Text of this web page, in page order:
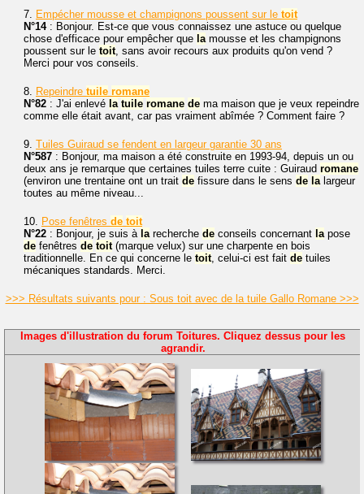
7. Empécher mousse et champignons poussent sur le toit
N°14: Bonjour. Est-ce que vous connaissez une astuce ou quelque
chose d'efficace pour empêcher que lamousse et les champignons
poussent sur le toit, sans avoir recours aux produits qu'on vend ?
Merci pour vos conseils.
8. Repeindre tuile romane
N°82 : J'ai enlevé la tuile romane de ma maison que je veux repeindre
comme elle était avant, car pas vraiment abîmée ? Comment faire ?
9. Tuiles Guiraud se fendent en largeur garantie 30 ans
N°587 : Bonjour, ma maison a été construite en 1993-94, depuis un ou
deux ans je remarque que certaines tuiles terre cuite : Guiraud romane
(environ une trentaine ont un trait de fissure dans le sens de lalargeur
toutes au même niveau...
10. Pose fenêtres de toit
N°22 : Bonjour, je suis à larecherche de conseils concernant lapose
de fenêtres de toit(marque velux) sur une charpente en bois
traditionnelle. En ce qui concerne le toit, celui-ci est fait de tuiles
mécaniques standards. Merci.
>>> Résultats suivants pour : Sous toit avec de la tuile Gallo Romane >>>
Images d'illustration du forum Toitures. Cliquez dessus pour les
agrandir.